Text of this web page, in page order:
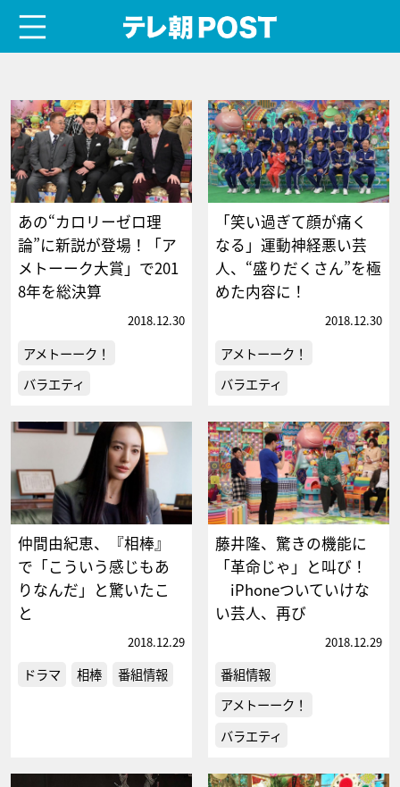
あの“カロリーゼロ理
論”に新説が登場！「ア
メトーーク大賞」で201
8年を総決算
2018.12.30
アメトーーク！
バラエティ
「笑い過ぎて顔が痛く
なる」運動神経悪い芸
人、“盛りだくさん”を極
めた内容に！
2018.12.30
アメトーーク！
バラエティ
仲間由紀恵、『相棒』
で「こういう感じもあ
りなんだ」と驚いたこ
と
2018.12.29
ドラマ 相棒 番組情報
藤井隆、驚きの機能に
「革命じゃ」と叫び！
iPhoneついていけな
い芸人、再び
2018.12.29
番組情報
アメトーーク！
バラエティ